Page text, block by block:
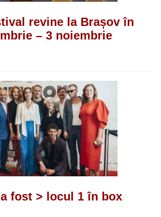
revine la Brașov în
– 3 noiembrie
fost > locul 1 în box